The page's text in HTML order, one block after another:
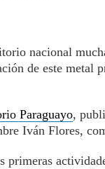
nacional
de este metal
Paraguayo,
Iván Flores,
primeras